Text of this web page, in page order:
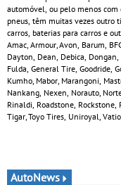
automóvel, ou pelo menos com
pneus, têm muitas vezes outro
carros, baterias para carros e
Amac, Armour, Avon, Barum,
Dayton, Dean, Debica,
Fulda, General Tire, Goodride,
Kumho, Mabor, Marangoni,
Nankang, Nexen, Norauto,
Rinaldi, Roadstone, Rockstone,
Tigar, Toyo Tires, Uniroyal,
AutoNews